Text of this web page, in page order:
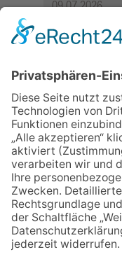
09.07.2026
10.05.2026
11.05.2026